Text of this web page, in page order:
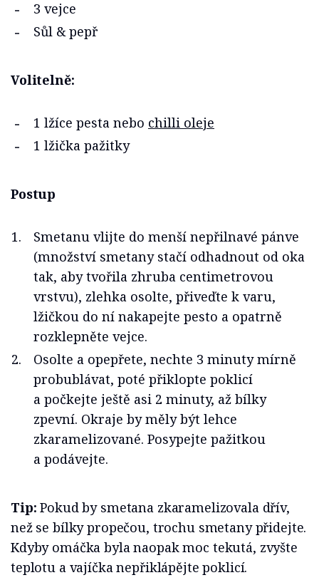
3 vejce
Sůl & pepř
Volitelně:
1 lžíce pesta nebo chilli oleje
1 lžička pažitky
Postup
Smetanu vlijte do menší nepřilnavé pánve
(množství smetany stačí odhadnout od oka
tak, aby tvořila zhruba centimetrovou
vrstvu), zlehka osolte, přiveďte k varu,
lžičkou do ní nakapejte pesto a opatrně
rozklepněte vejce.
Osolte a opepřete, nechte 3 minuty mírně
probublávat, poté přiklopte poklicí
a počkejte ještě asi 2 minuty, až bílky
zpevní. Okraje by měly být lehce
zkaramelizované. Posypejte pažitkou
a podávejte.
Tip: Pokud by smetana zkaramelizovala dřív,
než se bílky propečou, trochu smetany přidejte.
Kdyby omáčka byla naopak moc tekutá, zvyšte
teplotu a vajíčka nepřiklápějte poklicí.